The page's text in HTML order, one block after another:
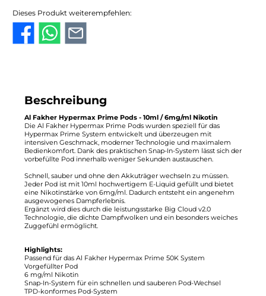
Dieses Produkt weiterempfehlen:
Beschreibung
Al Fakher Hypermax Prime Pods - 10ml / 6mg/ml Nikotin
Die Al Fakher Hypermax Prime Pods wurden speziell für das
Hypermax Prime System entwickelt und überzeugen mit
intensiven Geschmack, moderner Technologie und maximalem
Bedienkomfort. Dank des praktischen Snap-In-System lässt sich der
vorbefüllte Pod innerhalb weniger Sekunden austauschen.
Schnell, sauber und ohne den Akkuträger wechseln zu müssen.
Jeder Pod ist mit 10ml hochwertigem E-Liquid gefüllt und bietet
eine Nikotinstärke von 6mg/ml. Dadurch entsteht ein angenehm
ausgewogenes Dampferlebnis.
Ergänzt wird dies durch die leistungsstarke Big Cloud v2.0
Technologie, die dichte Dampfwolken und ein besonders weiches
Zuggefühl ermöglicht.
Highlights:
Passend für das Al Fakher Hypermax Prime 50K System
Vorgefüllter Pod
6 mg/ml Nikotin
Snap-In-System für ein schnellen und sauberen Pod-Wechsel
TPD-konformes Pod-System